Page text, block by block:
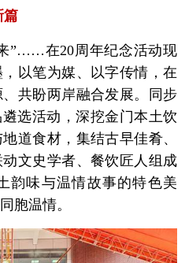
篇
”……在20周年纪念活动现
以笔为媒、以字传情，在
共盼两岸融合发展。同步
选活动，深挖金门本土饮
道食材，集结古早佳肴、
文史学者、餐饮匠人组成
韵味与温情故事的特色美
胞温情。